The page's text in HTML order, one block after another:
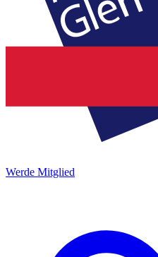
Werde Mitglied